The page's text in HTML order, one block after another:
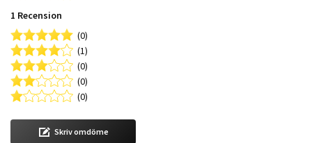
1 Recension
(0)
(1)
(0)
(0)
(0)
Skriv omdöme